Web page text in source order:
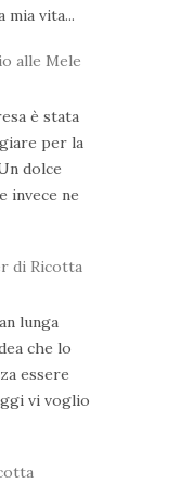
mia vita...
alle Mele
è stata
per la
dolce
invece ne
di Ricotta
lunga
che lo
essere
vi voglio